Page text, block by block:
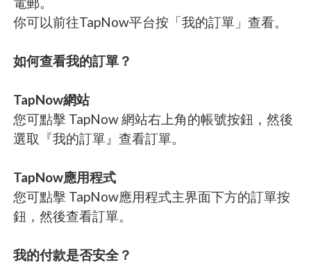
你可以前往TapNow平台按「我的訂單」查看。
如何查看我的訂單？
TapNow網站
您可點擊 TapNow 網站右上角的帳號按鈕，然後
選取『我的訂單』查看訂單。
TapNow應用程式
您可點擊 TapNow應用程式主界面下方的訂單按
鈕，然後查看訂單。
我的付款是否安全？